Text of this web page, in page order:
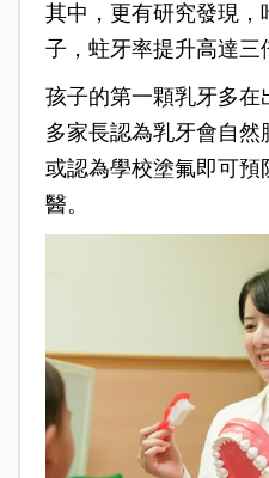
其中，更有研究發現，
子，蛀牙率提升高達三
孩子的第一顆乳牙多在
多家長認為乳牙會自然
或認為學校塗氟即可
醫。